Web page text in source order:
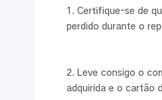
1. Certifique-se de
perdido durante o
2. Leve consigo o
adquirida e o cartão